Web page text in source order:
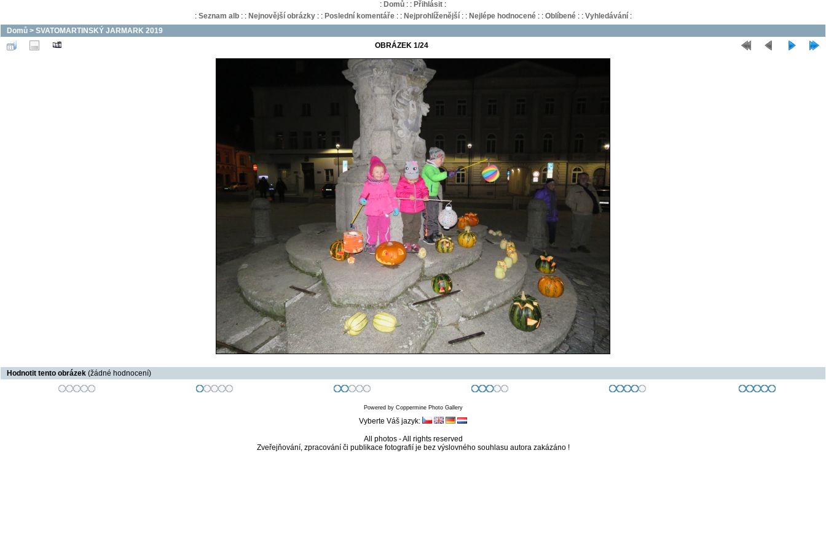
: Domů : : Přihlásit :
: Seznam alb: : Nejnovější obrázky: : Poslední komentáře: : Nejprohlíženější: : Nejlépe hodnocené: : Oblíbené: : Vyhledávání:
Domů > SVATOMARTINSKÝ JARMARK 2019
OBRÁZEK 1/24
Hodnotit tento obrázek (žádné hodnocení)
Powered by Coppermine Photo Gallery
Vyberte Váš jazyk:
All photos - All rights reserved
Zveřejňování, zpracování či publikace fotografií je bez výslovného souhlasu autora zakázáno !